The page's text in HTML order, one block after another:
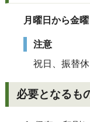
月曜日から金
注意
祝日、振替
必要となるも